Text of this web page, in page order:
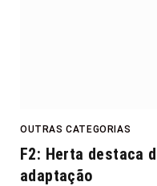
OUTRAS CATEGORIAS
F2: Herta destaca
adaptação